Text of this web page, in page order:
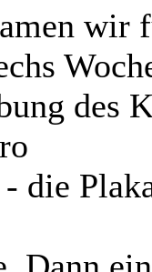
wir
des
die